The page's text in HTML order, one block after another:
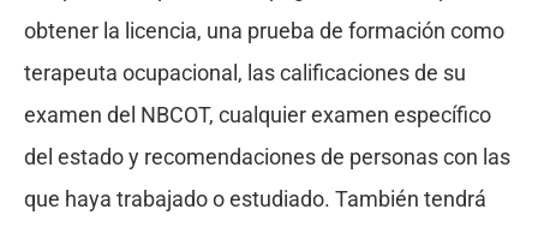
obtener la licencia, una prueba de formación como
terapeuta ocupacional, las calificaciones de su
examen del NBCOT, cualquier examen específico
del estado y recomendaciones de personas con las
que haya trabajado o estudiado. También tendrá